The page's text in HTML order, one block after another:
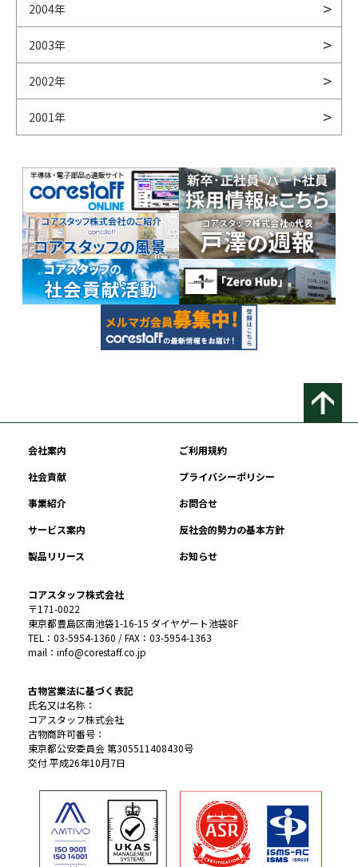
2004年
2003年
2002年
2001年
会社案内
ご利用規約
社会貢献
プライバシーポリシー
事業紹介
お問合せ
サービス案内
反社会的勢力の基本方針
製品リリース
お知らせ
コアスタッフ株式会社
〒171-0022
東京都豊島区南池袋1-16-15 ダイヤゲート池袋8F
TEL：03-5954-1360 / FAX：03-5954-1363
mail：info@corestaff.co.jp
古物営業法に基づく表記
氏名又は名称：
コアスタッフ株式会社
古物商許可番号：
東京都公安委員会 第305511408430号
交付 平成26年10月7日